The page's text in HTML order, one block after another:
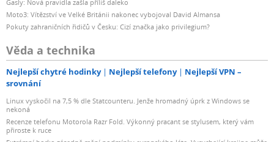
Gasly: Nová pravidla zašla příliš daleko
Moto3: Vítězství ve Velké Británii nakonec vybojoval David Almansa
Pokuty zahraničních řidičů v Česku: Cizí značka jako privilegium?
Věda a technika
Nejlepší chytré hodinky Nejlepší telefony
Nejlepší VPN –
srovnání
Linux vyskočil na 7,5 % dle Statcounteru. Jenže hromadný úprk z Windows se
nekoná
Recenze telefonu Motorola Razr Fold. Výkonný pracant se stylusem, který vám
přiroste k ruce